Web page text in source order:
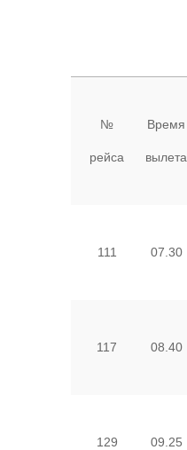
№
рейса
Время
вылета
111 07.30
117 08.40
129 09.25